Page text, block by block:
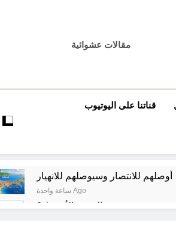
مقالات عشوائية
قناتنا على اليوتيوب
أوصلهم للانتصار وسيوصلهم للانهيار
ساعة واحدة Ago
هندسة ردع جديدة في الشرق الأوسط ؟